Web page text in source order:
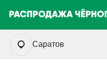
Саратов